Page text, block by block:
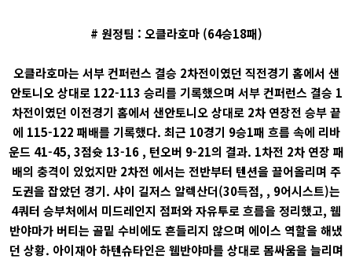
# 원정팀 : 오클라호마 (64승18패)
오클라호마는 서부 컨퍼런스 결승 2차전이였던 직전경기 홈에서 샌
안토니오 상대로 122-113 승리를 기록했으며 서부 컨퍼런스 결승 1
차전이였던 이전경기 홈에서 샌안토니오 상대로 2차 연장전 승부 끝
에 115-122 패배를 기록했다. 최근 10경기 9승1패 흐름 속에 리바
운드 41-45, 3점슛 13-16 , 턴오버 9-21의 결과. 1차전 2차 연장 패
배의 충격이 있었지만 2차전 에서는 전반부터 텐션을 끌어올리며 주
도권을 잡았던 경기. 샤이 길저스 알렉산더(30득점, , 9어시스트)는
4쿼터 승부처에서 미드레인지 점퍼와 자유투로 흐름을 정리했고, 웸
반야마가 버티는 골밑 수비에도 흔들리지 않으며 에이스 역할을 해냈
던 상황. 아이재아 하텐슈타인은 웸반야마를 상대로 몸싸움을 늘리며